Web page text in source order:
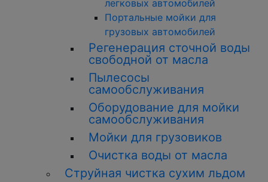
легковых автомобилей
Портальные мойки для
грузовых автомобилей
Регенерация сточной воды
свободной от масла
Пылесосы
самообслуживания
Оборудование для мойки
самообслуживания
Мойки для грузовиков
Очистка воды от масла
Струйная чистка сухим льдом